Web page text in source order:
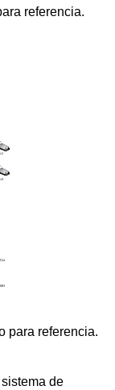
referencia.
para referencia.
de